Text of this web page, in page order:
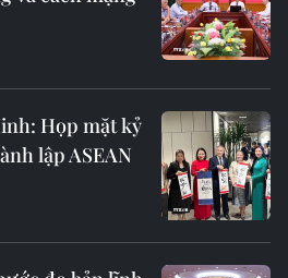
Họp mặt kỷ
lập ASEAN